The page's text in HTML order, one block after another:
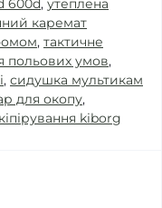
каремат
, тактичне
польових умов,
, сидушка мультикам
для окопу,
kiborg